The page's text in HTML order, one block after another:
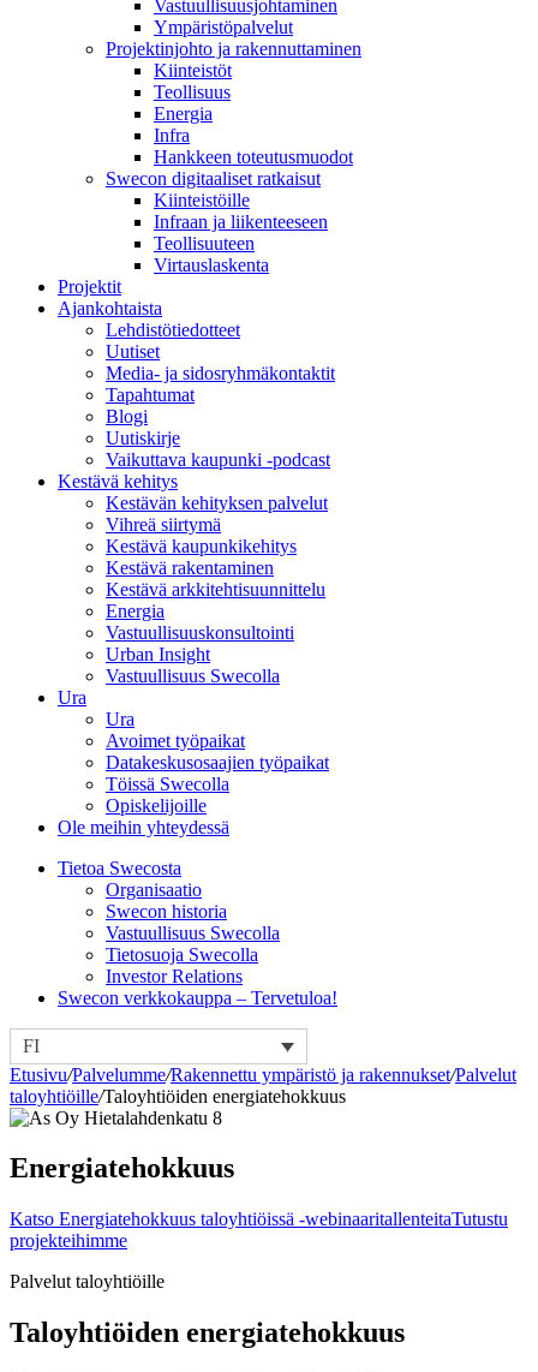
Vastuullisuusjohtaminen
Ympäristöpalvelut
Projektinjohto ja rakennuttaminen
Kiinteistöt
Teollisuus
Energia
Infra
Hankkeen toteutusmuodot
Swecon digitaaliset ratkaisut
Kiinteistöille
Infraan ja liikenteeseen
Teollisuuteen
Virtauslaskenta
Projektit
Ajankohtaista
Lehdistötiedotteet
Uutiset
Media- ja sidosryhmäkontaktit
Tapahtumat
Blogi
Uutiskirje
Vaikuttava kaupunki -podcast
Kestävä kehitys
Kestävän kehityksen palvelut
Vihreä siirtymä
Kestävä kaupunkikehitys
Kestävä rakentaminen
Kestävä arkkitehtisuunnittelu
Energia
Vastuullisuuskonsultointi
Urban Insight
Vastuullisuus Swecolla
Ura
Ura
Avoimet työpaikat
Datakeskusosaajien työpaikat
Töissä Swecolla
Opiskelijoille
Ole meihin yhteydessä
Tietoa Swecosta
Organisaatio
Swecon historia
Vastuullisuus Swecolla
Tietosuoja Swecolla
Investor Relations
Swecon verkkokauppa – Tervetuloa!
FI
Etusivu/Palvelumme/Rakennettu ympäristö ja rakennukset/Palvelut
taloyhtiöille/Taloyhtiöiden energiatehokkuus
Energiatehokkuus
Katso Energiatehokkuus taloyhtiöissä -webinaaritallenteitaTutustu
projekteihimme
Palvelut taloyhtiöille
Taloyhtiöiden energiatehokkuus